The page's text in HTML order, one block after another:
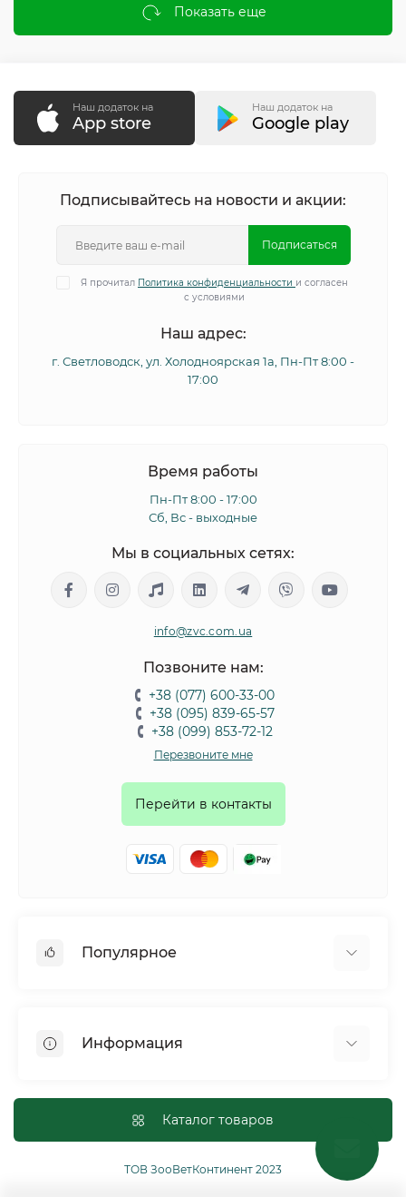
Показать еще
Наш додаток на
App store
Наш додаток на
Google play
Подписывайтесь на новости и акции:
Подписаться
Я прочитал Политика конфиденциальности и согласен
с условиями
Наш адрес:
г. Светловодск, ул. Холодноярская 1а, Пн-Пт 8:00 -
17:00
Время работы
Пн-Пт 8:00 - 17:00
Сб, Вс - выходные
Мы в социальных сетях:
info@zvc.com.ua
Позвоните нам:
+38 (077) 600-33-00
+38 (095) 839-65-57
+38 (099) 853-72-12
Перезвоните мне
Перейти в контакты
Популярное
Птицы
Рептилии
Сельскохозяйственные животные и птицы
Информация
Оплата и доставка
Политика конфиденциальности
Условия соглашения
Каталог товаров
ТОВ ЗооВетКонтинент 2023